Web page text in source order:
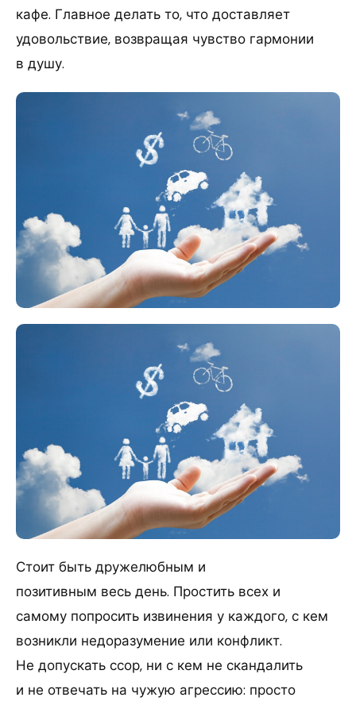
кафе. Главное делать то, что доставляет
удовольствие, возвращая чувство гармонии
в душу.
Стоит быть дружелюбным и
позитивным весь день. Простить всех и
самому попросить извинения у каждого, с кем
возникли недоразумение или конфликт.
Не допускать ссор, ни с кем не скандалить
и не отвечать на чужую агрессию: просто